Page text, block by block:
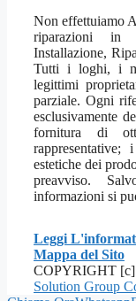
Non effettuiamo
riparazioni in
Installazione,
Tutti i loghi, i
legittimi
parziale. Ogni
esclusivamente
fornitura di
rappresentative;
estetiche dei
preavviso.
informazioni si
Leggi
Mappa del Sito
COPYRIGHT [c]
Solution Group